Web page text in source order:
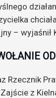
– wyjaśnił
Rzecznik
z